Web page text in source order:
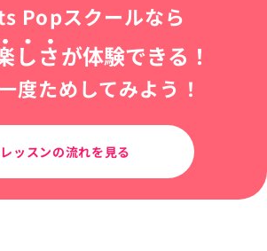
Popスクールなら
しさが体験できる！
度ためしてみよう！
ッスンの流れを見る